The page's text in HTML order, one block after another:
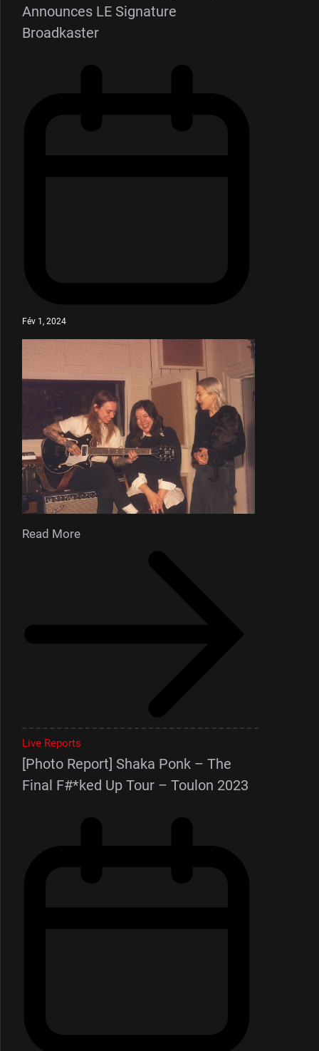
Announces LE Signature
Broadkaster
Fév 1, 2024
Read More
Live Reports
[Photo Report] Shaka Ponk – The
Final F#*ked Up Tour – Toulon 2023